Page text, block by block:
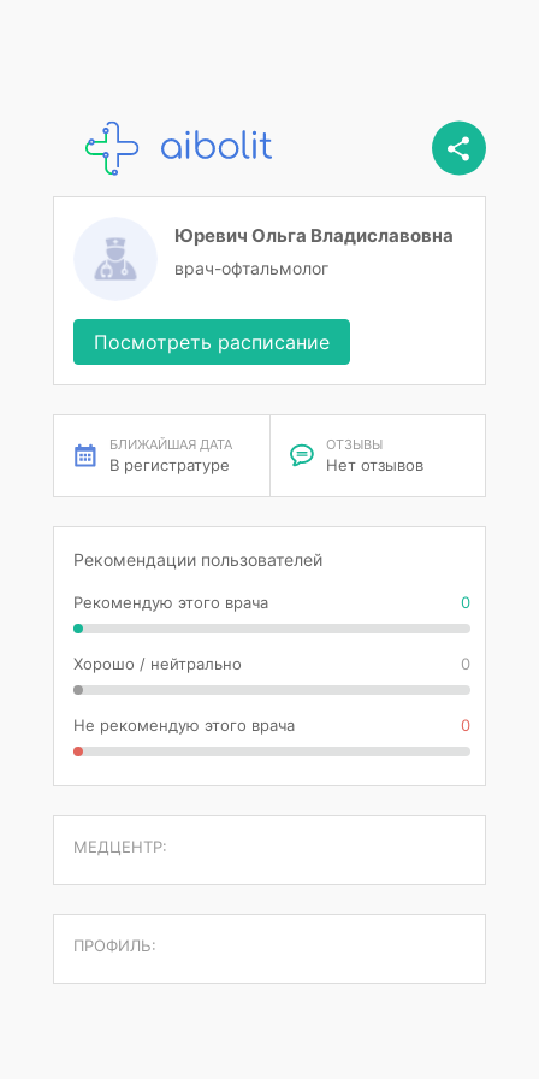
Юревич Ольга Владиславовна
врач-офтальмолог
Посмотреть расписание
БЛИЖАЙШАЯ ДАТА
В регистратуре
ОТЗЫВЫ
Нет отзывов
Рекомендации пользователей
Рекомендую этого врача 0
Хорошо / нейтрально 0
Не рекомендую этого врача 0
МЕДЦЕНТР:
ПРОФИЛЬ: